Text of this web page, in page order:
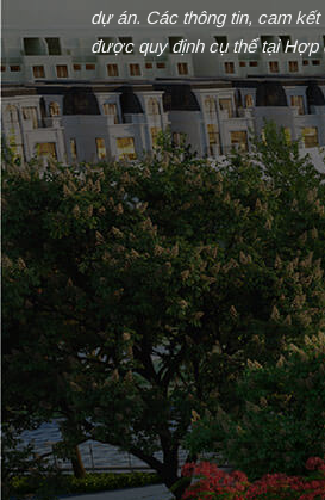
dự án. Các thông tin, cam
được quy định cụ thể tại Hợp